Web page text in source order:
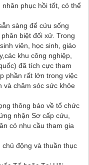
phục hồi tốt, có thể
sàng để cứu sống
biệt đối xử. Trong
viên, học sinh, giáo
khu công nghiệp,
đã tích cực tham
phần rất lớn trong việc
và chăm sóc sức khỏe
thông báo về tổ chức
nhận Sơ cấp cứu,
có nhu cầu tham gia
động và thuần thục